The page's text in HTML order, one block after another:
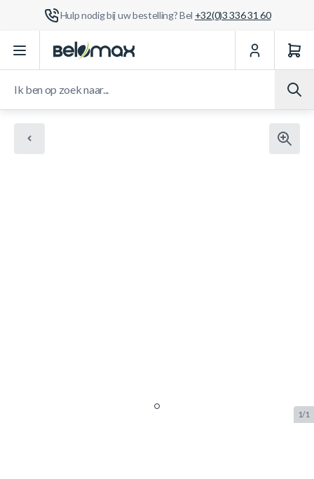
Hulp nodig bij uw bestelling? Bel +32(0)3 336 31 60
Ga naar de inhoud
1/1